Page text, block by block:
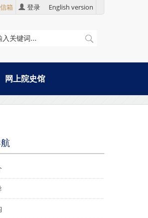
箱 登录 English version
网上院史馆